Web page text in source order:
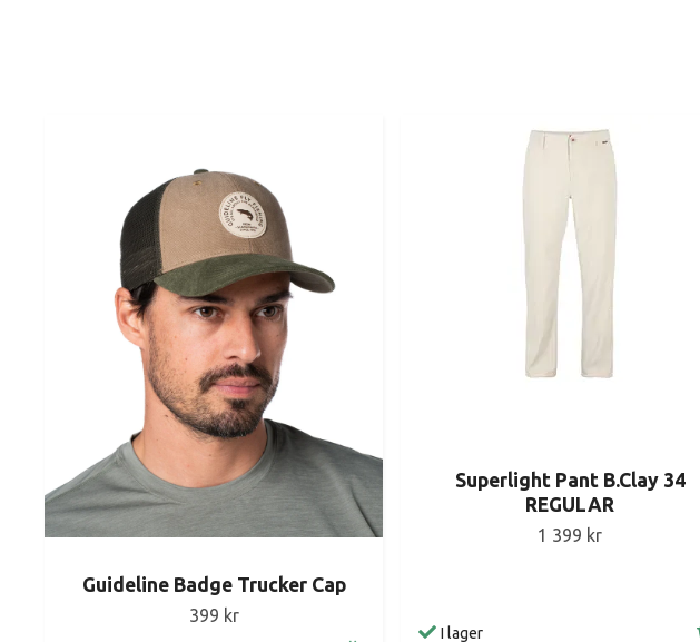
Guideline Badge Trucker Cap
399 kr
Superlight Pant B.Clay 34
REGULAR
1 399 kr
I lager